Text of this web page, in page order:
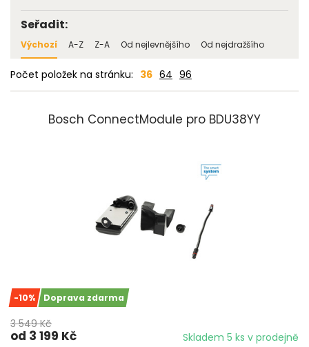
Seřadit:
Výchozí A-Z Z-A Od nejlevnějšího Od nejdražšího
Počet položek na stránku: 36 64 96
Bosch ConnectModule pro BDU38YY
-10% Doprava zdarma
3 549 Kč
od 3 199 Kč Skladem 5 ks v prodejně